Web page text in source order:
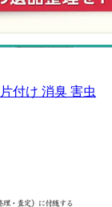
付け 消臭 害虫